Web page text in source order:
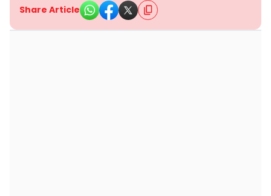
Share Article